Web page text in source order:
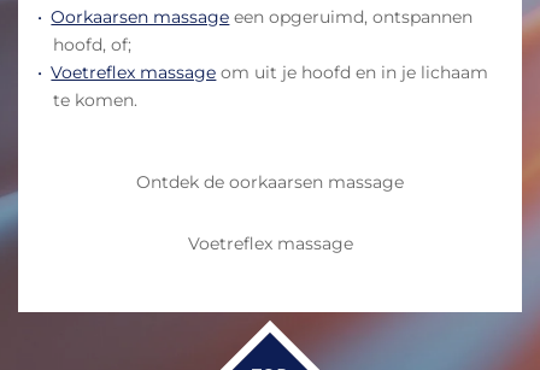
Oorkaarsen massage een opgeruimd, ontspannen
hoofd, of;
Voetreflex massage om uit je hoofd en in je lichaam
te komen.
Ontdek de oorkaarsen massage
Voetreflex massage